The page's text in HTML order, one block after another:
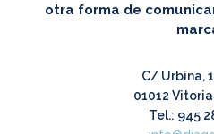
otra forma de
C/ Urbina,
01012
Tel.: 945